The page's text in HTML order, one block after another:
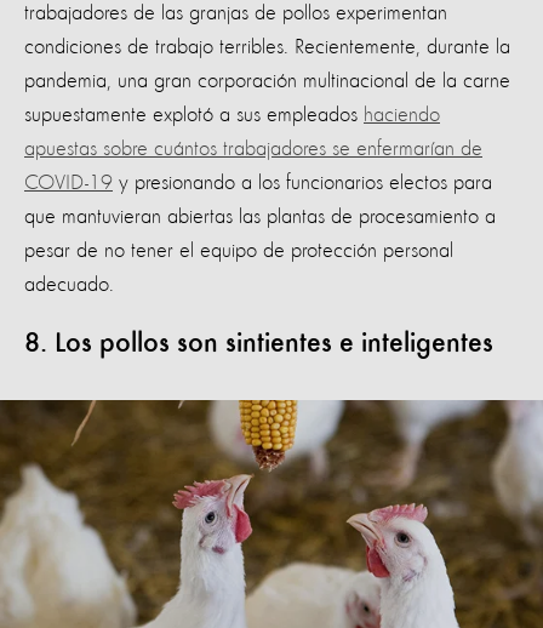
trabajadores de las granjas de pollos experimentan
condiciones de trabajo terribles. Recientemente, durante la
pandemia, una gran corporación multinacional de la carne
supuestamente explotó a sus empleados haciendo
apuestas sobre cuántos trabajadores se enfermarían de
COVID-19 y presionando a los funcionarios electos para
que mantuvieran abiertas las plantas de procesamiento a
pesar de no tener el equipo de protección personal
adecuado.
8. Los pollos son sintientes e inteligentes